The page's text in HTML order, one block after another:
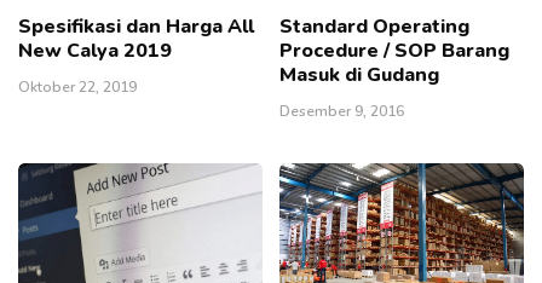
Spesifikasi dan Harga All
New Calya 2019
Oktober 22, 2019
Standard Operating
Procedure / SOP Barang
Masuk di Gudang
Desember 9, 2016